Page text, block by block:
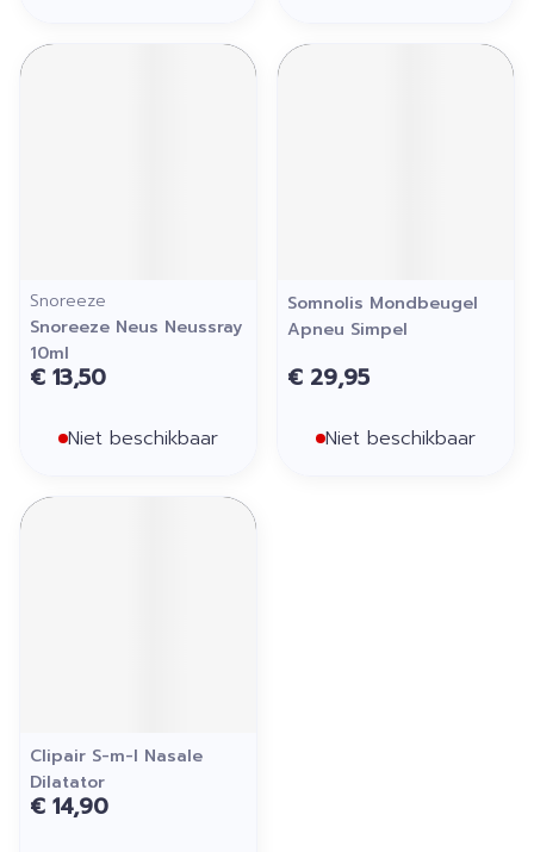
Snoreeze
Snoreeze Neus Neussray
10ml
€ 13,50
Niet beschikbaar
Somnolis Mondbeugel
Apneu Simpel
€ 29,95
Niet beschikbaar
Clipair S-m-l Nasale
Dilatator
€ 14,90